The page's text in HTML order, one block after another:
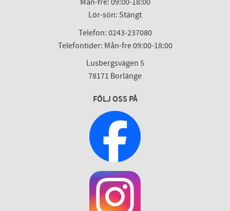
Mån-fre: 09:00-18:00
Lör-sön: Stängt
Telefon: 0243-237080
Telefontider: Mån-fre 09:00-18:00
Lusbergsvägen 5
78171 Borlänge
FÖLJ OSS PÅ